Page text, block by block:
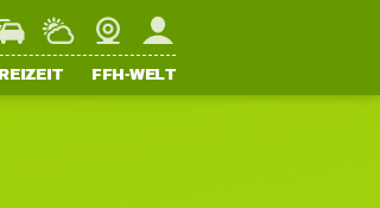
WetterWebcamMein FFH
FFH-WELT